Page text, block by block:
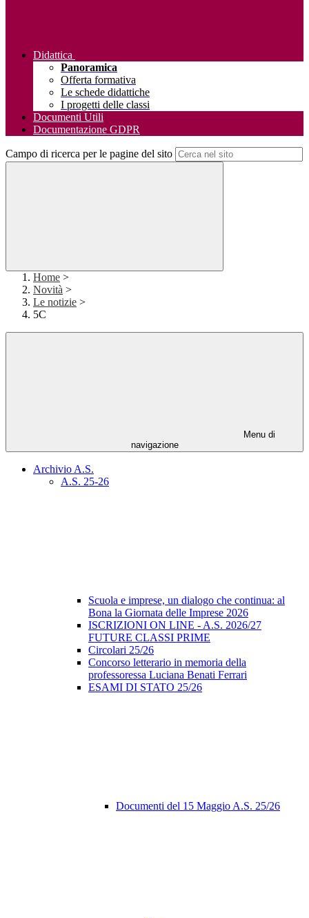
Didattica
Panoramica
Offerta formativa
Le schede didattiche
I progetti delle classi
Documenti Utili
Documentazione GDPR
Campo di ricerca per le pagine del sito
Home >
Novità >
Le notizie >
5C
Menu di
navigazione
Archivio A.S.
A.S. 25-26
Scuola e imprese, un dialogo che continua: al
Bona la Giornata delle Imprese 2026
ISCRIZIONI ON LINE - A.S. 2026/27
FUTURE CLASSI PRIME
Circolari 25/26
Concorso letterario in memoria della
professoressa Luciana Benati Ferrari
ESAMI DI STATO 25/26
Documenti del 15 Maggio A.S. 25/26